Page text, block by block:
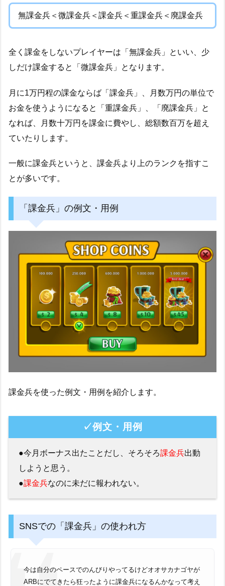
無課金兵＜微課金兵＜課金兵＜重課金兵＜廃課金兵
全く課金をしないプレイヤーは「無課金兵」といい、少
しだけ課金すると「微課金兵」となります。
月に1万円程の課金ならば「課金兵」、月数万円の単位で
お金を使うようになると「重課金兵」、「廃課金兵」と
なれば、月数十万円を課金に費やし、総額数百万を超え
ていたりします。
一般に課金兵というと、課金兵より上のランクを指すこ
とが多いです。
「課金兵」の例文・用例
課金兵を使った例文・用例を紹介します。
✓例文・用例
●今月ボーナス出たことだし、そろそろ課金兵出動
しようと思う。
●課金兵なのに未だに報われない。
SNSでの「課金兵」の使われ方
今は自分のペースでのんびりやってるけどオオサカナゴヤが
ARBにでてきたら狂ったように課金兵になるんかなって考え